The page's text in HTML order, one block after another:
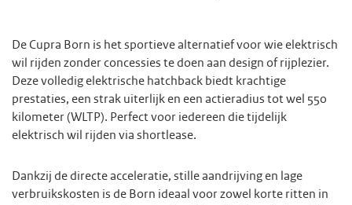
De Cupra Born is het sportieve alternatief voor wie elektrisch
wil rijden zonder concessies te doen aan design of rijplezier.
Deze volledig elektrische hatchback biedt krachtige
prestaties, een strak uiterlijk en een actieradius tot wel 550
kilometer (WLTP). Perfect voor iedereen die tijdelijk
elektrisch wil rijden via shortlease.
Dankzij de directe acceleratie, stille aandrijving en lage
verbruikskosten is de Born ideaal voor zowel korte ritten in